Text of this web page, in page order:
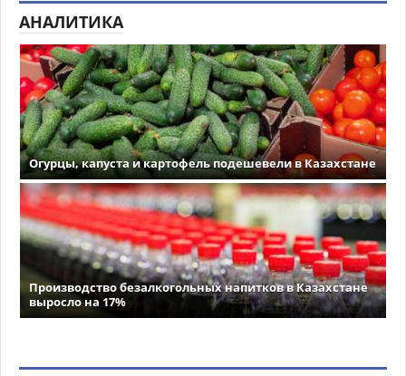
АНАЛИТИКА
Огурцы, капуста и картофель подешевели в Казахстане
Производство безалкогольных напитков в Казахстане
выросло на 17%